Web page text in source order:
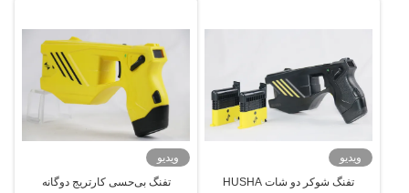
ویدیو
تفنگ شوکر دو شات HUSHA
ویدیو
تفنگ بی‌حسی کارتریج دوگانه